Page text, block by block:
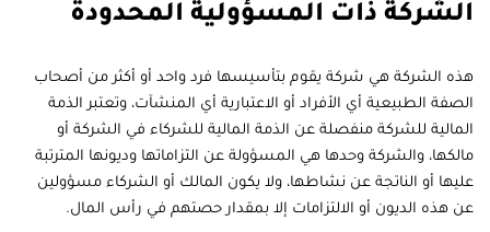
الشركة ذات المسؤولية المحدودة
هذه الشركة هي شركة يقوم بتأسيسها فرد واحد أو أكثر من أصحاب
الصفة الطبيعية أي الأفراد أو الاعتبارية أي المنشآت، وتعتبر الذمة
المالية للشركة منفصلة عن الذمة المالية للشركاء في الشركة أو
مالكها، والشركة وحدها هي المسؤولة عن التزاماتها وديونها المترتبة
عليها أو الناتجة عن نشاطها، ولا يكون المالك أو الشركاء مسؤولين
عن هذه الديون أو الالتزامات إلا بمقدار حصتهم في رأس المال.